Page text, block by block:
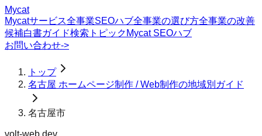
Mycat
Mycatサービス全事業SEOハブ全事業の選び方全事業の改善
候補白書ガイド検索トピック Mycat SEOハブ
お問い合わせ->
トップ
名古屋 ホームページ制作 / Web制作の地域別ガイド
名古屋市
volt-web.dev